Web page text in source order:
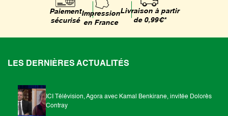
Paiement
sécurisé
Impression
en France
Livraison à partir
de 0,99€*
LES DERNIÈRES ACTUALITÉS
ICI Télévision, Agora avec Kamal Benkirane, invitée Dolorès
Contray